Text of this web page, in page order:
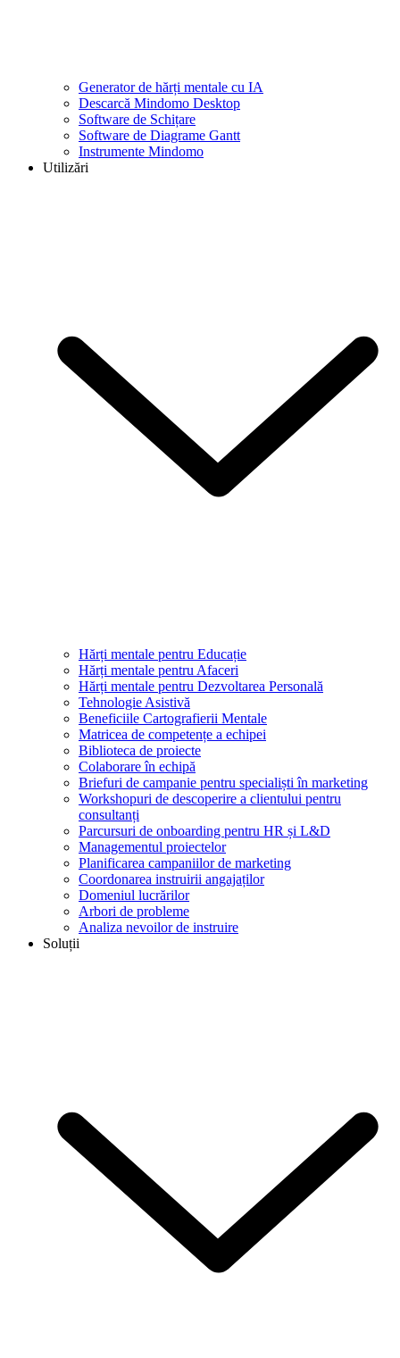
Generator de hărți mentale cu IA
Descarcă Mindomo Desktop
Software de Schițare
Software de Diagrame Gantt
Instrumente Mindomo
Utilizări
Hărți mentale pentru Educație
Hărți mentale pentru Afaceri
Hărți mentale pentru Dezvoltarea Personală
Tehnologie Asistivă
Beneficiile Cartografierii Mentale
Matricea de competențe a echipei
Biblioteca de proiecte
Colaborare în echipă
Briefuri de campanie pentru specialiști în marketing
Workshopuri de descoperire a clientului pentru
consultanți
Parcursuri de onboarding pentru HR și L&D
Managementul proiectelor
Planificarea campaniilor de marketing
Coordonarea instruirii angajaților
Domeniul lucrărilor
Arbori de probleme
Analiza nevoilor de instruire
Soluții